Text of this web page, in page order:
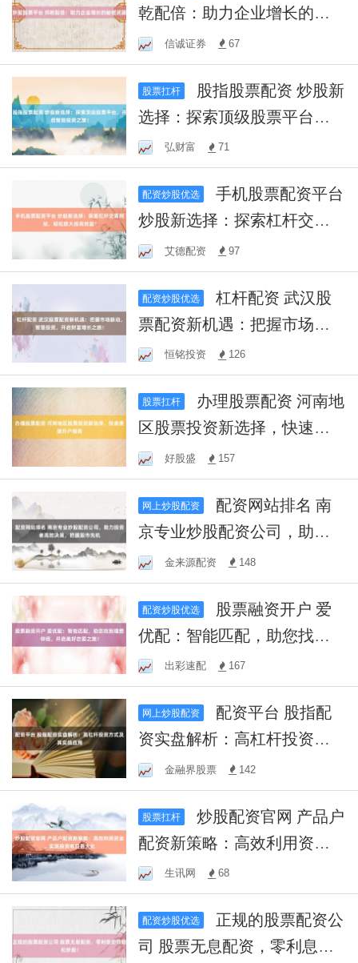
乾配倍：助力企业增长的秘
密武器信诚证券 67
股票扛杆
选择：探索顶级股票平台，
开启智能投资之旅！
弘财富 71
配资炒股优选
手机股票配资平台
炒股新选择：探索杠杆交易
网站，轻松放大投资效益！
艾德配资 97
配资炒股优选
杠杆配资 武汉股
票配资新机遇：把握市场脉
动，智慧投资，开启财富增
长之旅！
恒铭投资 126
股票扛杆
区股票投资新选择，快速便
捷开户指南
好股盛 157
网上炒股配资
京专业炒股配资公司，助力
投资者高效决策，把握股市
先机
金来源配资 148
配资炒股优选
优配：智能匹配，助您找到
理想伴侣，开启美好恋爱之
旅！
出彩速配 167
网上炒股配资
资实盘解析：高杠杆投资方
式及其实战应用
金融界股票 142
股票扛杆
炒股配资官网 产品户
配资新策略：高效利用资
金，实现投资收益最大化
生讯网 68
配资炒股优选
司 股票无息配资，零利息助